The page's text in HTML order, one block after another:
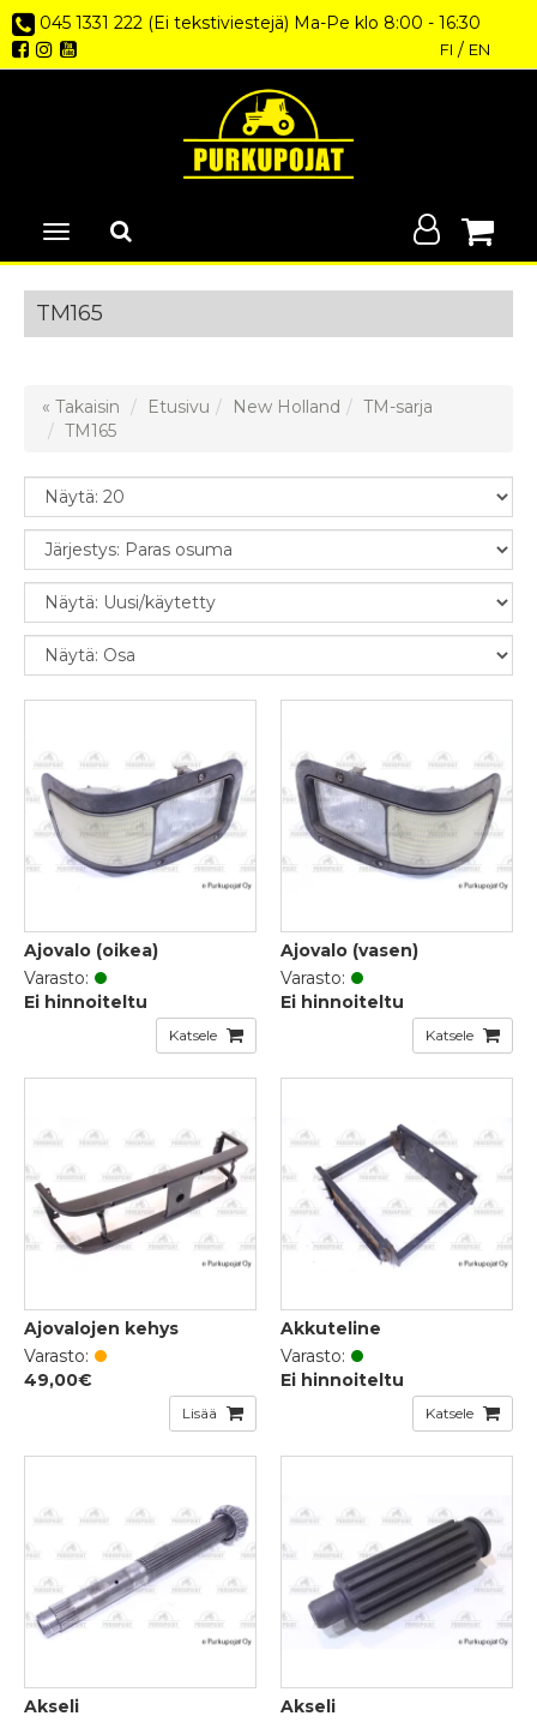
045 1331 222 (Ei tekstiviestejä) Ma-Pe klo 8:00 - 16:30
FI / EN
Avaa/Sulje
valikko
TM165
« Takaisin Etusivu New Holland
TM-sarja
TM165
Ajovalo (oikea)
Varasto:
Ei hinnoiteltu
Katsele
Ajovalo (vasen)
Varasto:
Ei hinnoiteltu
Katsele
Ajovalojen kehys
Varasto:
49,00€
Lisää
Akkuteline
Varasto:
Ei hinnoiteltu
Katsele
Akseli
Akseli